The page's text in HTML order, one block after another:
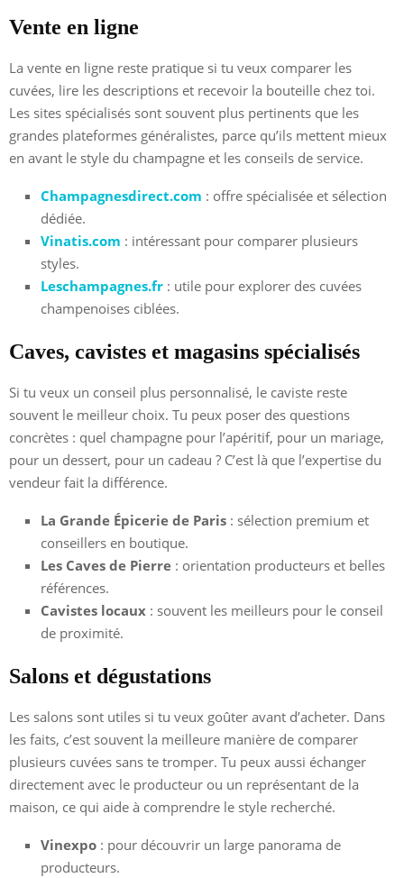
Vente en ligne
La vente en ligne reste pratique si tu veux comparer les
cuvées, lire les descriptions et recevoir la bouteille chez toi.
Les sites spécialisés sont souvent plus pertinents que les
grandes plateformes généralistes, parce qu’ils mettent mieux
en avant le style du champagne et les conseils de service.
Champagnesdirect.com : offre spécialisée et sélection
dédiée.
Vinatis.com : intéressant pour comparer plusieurs
styles.
Leschampagnes.fr : utile pour explorer des cuvées
champenoises ciblées.
Caves, cavistes et magasins spécialisés
Si tu veux un conseil plus personnalisé, le caviste reste
souvent le meilleur choix. Tu peux poser des questions
concrètes : quel champagne pour l’apéritif, pour un mariage,
pour un dessert, pour un cadeau ? C’est là que l’expertise du
vendeur fait la différence.
La Grande Épicerie de Paris : sélection premium et
conseillers en boutique.
Les Caves de Pierre : orientation producteurs et belles
références.
Cavistes locaux : souvent les meilleurs pour le conseil
de proximité.
Salons et dégustations
Les salons sont utiles si tu veux goûter avant d’acheter. Dans
les faits, c’est souvent la meilleure manière de comparer
plusieurs cuvées sans te tromper. Tu peux aussi échanger
directement avec le producteur ou un représentant de la
maison, ce qui aide à comprendre le style recherché.
Vinexpo : pour découvrir un large panorama de
producteurs.